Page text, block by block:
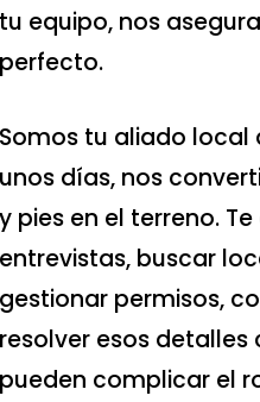
tu equipo, nos
perfecto.
Somos tu aliado local
unos días, nos
y pies en el terreno.
entrevistas, buscar
gestionar permisos,
resolver esos
pueden complicar el